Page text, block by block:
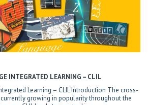
INTEGRATED LEARNING – CLIL
Learning – CLIL Introduction The cross-
currently growing in popularity throughout the